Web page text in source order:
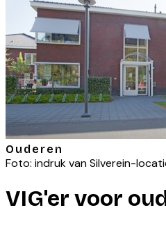
Ouderen
Foto: indruk vanSilverein-
VIG'er voor